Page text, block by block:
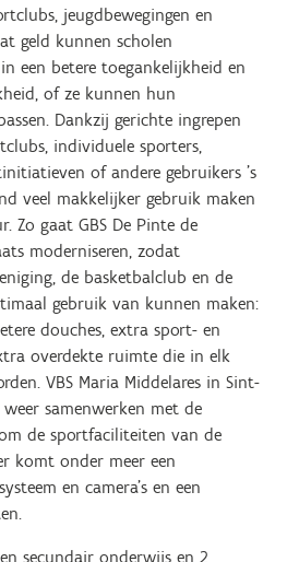
jeugdbewegingen en
geld kunnen scholen
een betere toegankelijkheid en
of ze kunnen hun
Dankzij gerichte ingrepen
individuele sporters,
of andere gebruikers ’s
veel makkelijker gebruik maken
Zo gaat GBS De Pinte de
moderniseren, zodat
de basketbalclub en de
gebruik van kunnen maken:
douches, extra sport- en
overdekte ruimte die in elk
VBS Maria Middelares in Sint-
samenwerken met de
de sportfaciliteiten van de
komt onder meer een
en camera’s en een
secundair onderwijs en 2